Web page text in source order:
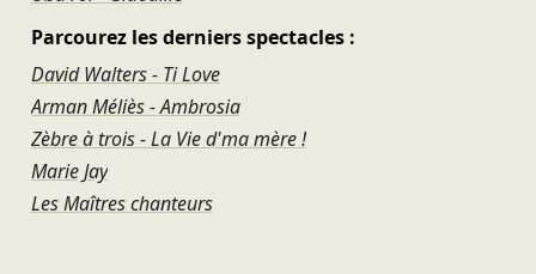
Parcourez les derniers spectacles :
David Walters - Ti Love
Arman Méliès - Ambrosia
Zèbre à trois - La Vie d'ma mère !
Marie Jay
Les Maîtres chanteurs